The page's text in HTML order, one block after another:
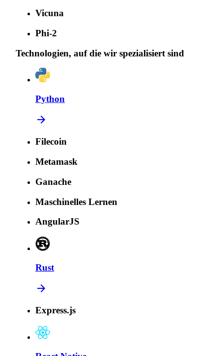
Vicuna
Phi-2
Technologien, auf die wir spezialisiert sind
Python
Filecoin
Metamask
Ganache
Maschinelles Lernen
AngularJS
Rust
Express.js